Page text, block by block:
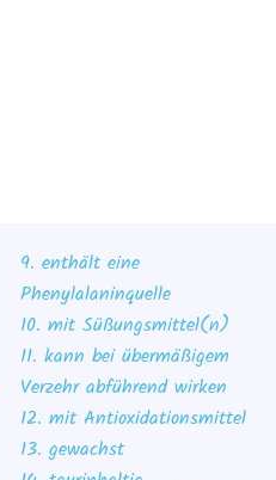
9. enthält eine
Phenylalaninquelle
10. mit Süßungsmittel(n)
11. kann bei übermäßigem
Verzehr abführend wirken
12. mit Antioxidationsmittel
13. gewachst